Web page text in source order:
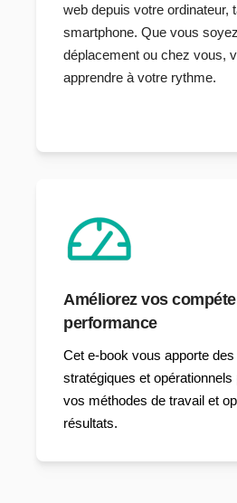
web depuis votre ordinateur,
smartphone. Que vous
déplacement ou chez vous,
apprendre à votre rythme.
Améliorez vos
performance
Cet e-book vous apporte
stratégiques et opérationnels
vos méthodes de travail et
résultats.